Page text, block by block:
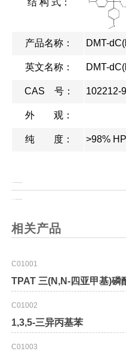
结 构 式：
产品名称： DMT-
英文名称： DMT-
CAS 号： 102212-
外 观：
纯 度： >98%
相关产品
C01001
TPAT 三(N,N-四亚甲基)磷
C01002
1,3,5-三异丙基苯
C01003